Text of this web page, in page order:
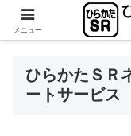
ひらかたＳＲ
ートサービス
メニュー